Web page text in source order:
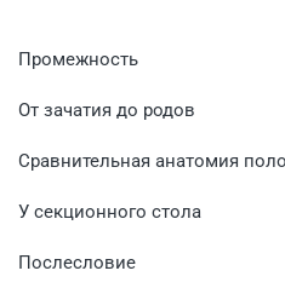
Промежность
От зачатия до родов
Сравнительная анатомия
У секционного стола
Послесловие